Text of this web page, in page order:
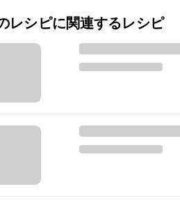
レシピに関連するレシピ